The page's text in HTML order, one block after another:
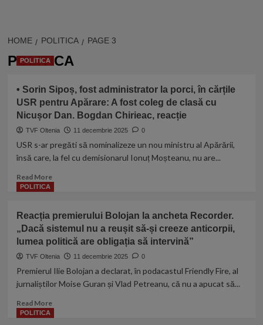
HOME POLITICA PAGE 3
POLITICA
POLITICA
• Sorin Sipoș, fost administrator la porci, în cărțile
USR pentru Apărare: A fost coleg de clasă cu
Nicușor Dan. Bogdan Chirieac, reacție
TVF Oltenia 11 decembrie 2025 0
USR s-ar pregăti să nominalizeze un nou ministru al Apărării,
însă care, la fel cu demisionarul Ionuț Moșteanu, nu are...
Read MoreRead
Sipoș,
fost
administrator
la
în
cărțile
pentru
Apărare:
POLITICA
Reacția premierului Bolojan la ancheta Recorder.
„Dacă sistemul nu a reușit să-și creeze anticorpii,
lumea politică are obligația să intervină”
TVF Oltenia 11 decembrie 2025 0
Premierul Ilie Bolojan a declarat, în podacastul Friendly Fire, al
jurnaliștilor Moise Guran și Vlad Petreanu, că nu a apucat să...
Read MoreRead
POLITICA